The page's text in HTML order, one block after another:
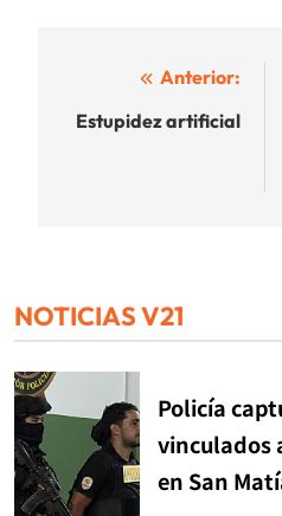
Navegación
de
Anterior:
Estupidez artificial
NOTICIAS V21
Policía
vinculados
en San